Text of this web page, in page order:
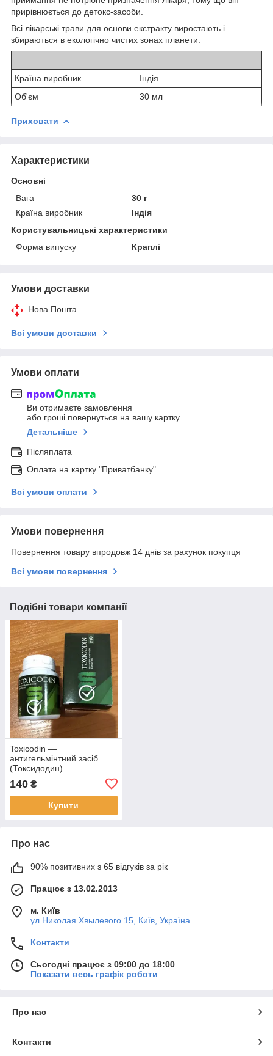
прирівнюється до детокс-засоби.
Всі лікарські трави для основи екстракту виростають і
збираються в екологічно чистих зонах планети.
Країна виробник
Індія
Об'єм
30 мл
Приховати
Характеристики
Основні
Вага
30 г
Країна виробник
Індія
Користувальницькі характеристики
Форма випуску
Краплі
Умови доставки
Нова Пошта
Всі умови доставки
Умови оплати
Ви отримаєте замовлення
або гроші повернуться на вашу картку
Детальніше
Післяплата
Оплата на картку "Приватбанку"
Всі умови оплати
Умови повернення
Повернення товару впродовж 14 днів за рахунок покупця
Всі умови повернення
Подібні товари компанії
Toxicodin —
антигельмінтний засіб
(Токсидодин)
140 ₴
Купити
Про нас
90% позитивних з 65 відгуків за рік
Працює з 13.02.2013
м. Київ
ул.Николая Хвылевого 15, Київ, Україна
Контакти
Сьогодні працює з 09:00 до 18:00
Показати весь графік роботи
Про нас
Контакти